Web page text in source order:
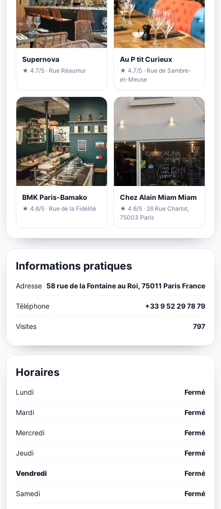
Supernova
★ 4.7/5 · Rue Réaumur
Au P tit Curieux
★ 4.7/5 · Rue de Sambre-
et-Meuse
BMK Paris-Bamako
★ 4.6/5 · Rue de la Fidélité
Chez Alain Miam Miam
★ 4.6/5 · 26 Rue Charlot,
75003 Paris
Informations pratiques
Adresse 58 rue de la Fontaine au Roi, 75011 Paris France
Téléphone +33 9 52 29 78 79
Visites 797
Horaires
Lundi Fermé
Mardi Fermé
Mercredi Fermé
Jeudi Fermé
Vendredi Fermé
Samedi Fermé